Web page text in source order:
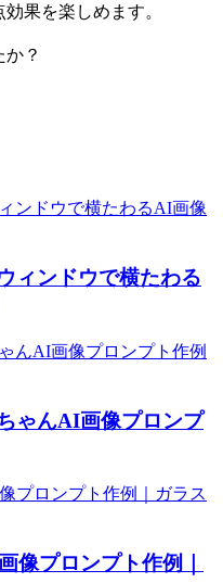
果を楽しめます。
？
ィンドウで横たわる
ゃんAI画像プロンプ
像プロンプト作例｜